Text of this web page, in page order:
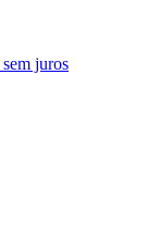
sem juros